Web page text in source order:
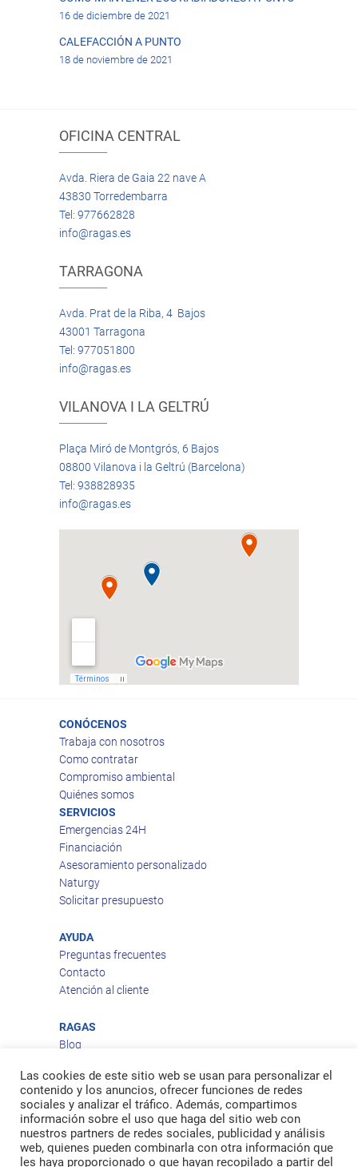
16 de diciembre de 2021
CALEFACCIÓN A PUNTO
18 de noviembre de 2021
OFICINA CENTRAL
Avda. Riera de Gaia 22 nave A
43830 Torredembarra
Tel: 977662828
info@ragas.es
TARRAGONA
Avda. Prat de la Riba, 4 Bajos
43001 Tarragona
Tel: 977051800
info@ragas.es
VILANOVA I LA GELTRÚ
Plaça Miró de Montgrós, 6 Bajos
08800 Vilanova i la Geltrú (Barcelona)
Tel: 938828935
info@ragas.es
CONÓCENOS
Trabaja con nosotros
Como contratar
Compromiso ambiental
Quiénes somos
SERVICIOS
Emergencias 24H
Financiación
Asesoramiento personalizado
Naturgy
Solicitar presupuesto
AYUDA
Preguntas frecuentes
Contacto
Atención al cliente
RAGAS
Blog
Política de privacidad
Política de cookies
Política de envío
Política de devoluciones
Las cookies de este sitio web se usan para personalizar el
contenido y los anuncios, ofrecer funciones de redes
sociales y analizar el tráfico. Además, compartimos
información sobre el uso que haga del sitio web con
nuestros partners de redes sociales, publicidad y análisis
web, quienes pueden combinarla con otra información que
les haya proporcionado o que hayan recopilado a partir del